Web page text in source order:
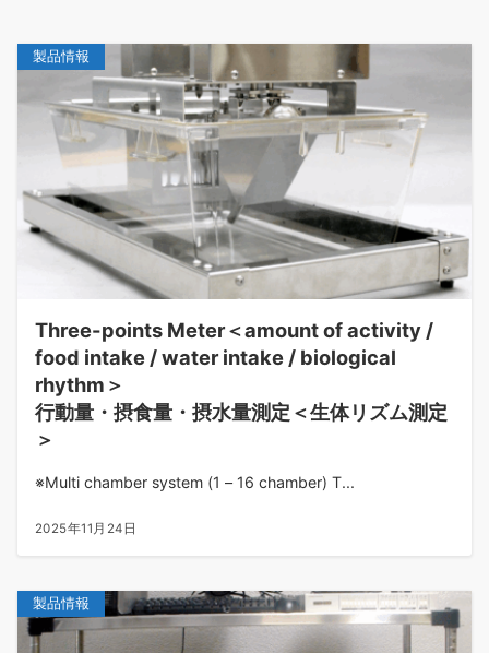
製品情報
Three-points Meter＜amount of activity /
food intake / water intake / biological
rhythm＞
行動量・摂食量・摂水量測定＜生体リズム測定
＞
※Multi chamber system (1 – 16 chamber) T...
2025年11月24日
製品情報